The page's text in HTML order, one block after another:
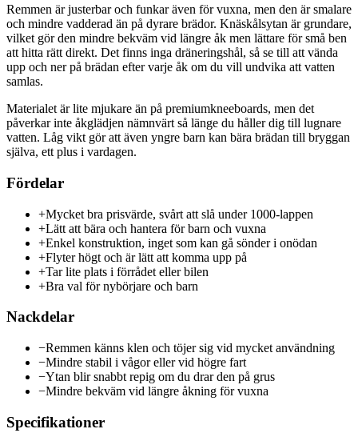
Remmen är justerbar och funkar även för vuxna, men den är smalare
och mindre vadderad än på dyrare brädor. Knäskålsytan är grundare,
vilket gör den mindre bekväm vid längre åk men lättare för små ben
att hitta rätt direkt. Det finns inga dräneringshål, så se till att vända
upp och ner på brädan efter varje åk om du vill undvika att vatten
samlas.
Materialet är lite mjukare än på premiumkneeboards, men det
påverkar inte åkglädjen nämnvärt så länge du håller dig till lugnare
vatten. Låg vikt gör att även yngre barn kan bära brädan till bryggan
själva, ett plus i vardagen.
Fördelar
+Mycket bra prisvärde, svårt att slå under 1000-lappen
+Lätt att bära och hantera för barn och vuxna
+Enkel konstruktion, inget som kan gå sönder i onödan
+Flyter högt och är lätt att komma upp på
+Tar lite plats i förrådet eller bilen
+Bra val för nybörjare och barn
Nackdelar
−Remmen känns klen och töjer sig vid mycket användning
−Mindre stabil i vågor eller vid högre fart
−Ytan blir snabbt repig om du drar den på grus
−Mindre bekväm vid längre åkning för vuxna
Specifikationer